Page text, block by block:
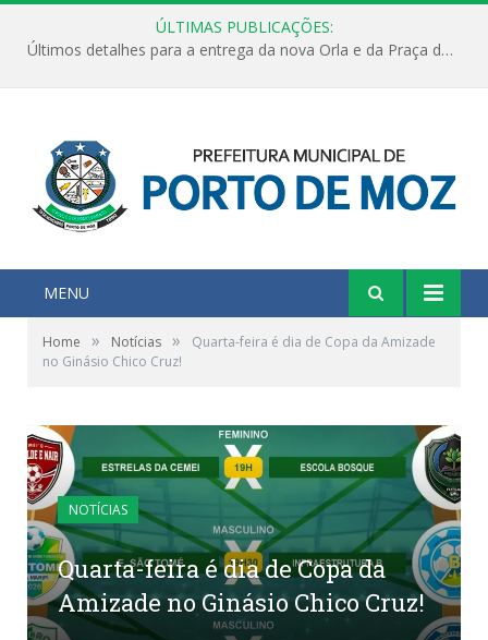
ÚLTIMAS PUBLICAÇÕES:
Últimos detalhes para a entrega da nova Orla e da Praça do Praião
MENU
Home » Notícias »
Quarta-feira é dia de Copa da Amizade
no Ginásio Chico Cruz!
NOTÍCIAS
Quarta-feira é dia de Copa da
Amizade no Ginásio Chico Cruz!